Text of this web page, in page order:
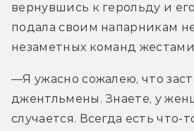
вернувшись к герольду и
подала своим напарникам
незаметных команд
—Я ужасно сожалею, что
джентльмены. Знаете, у
случается. Всегда есть что-